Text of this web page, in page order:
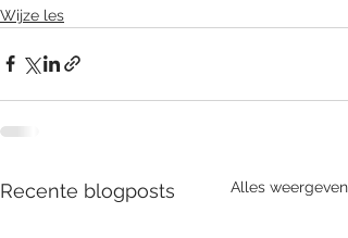
Wijze les
Recente blogposts Alles weergeven